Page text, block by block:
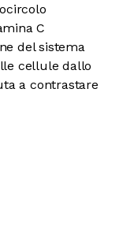
C
del sistema
cellule dallo
a contrastare